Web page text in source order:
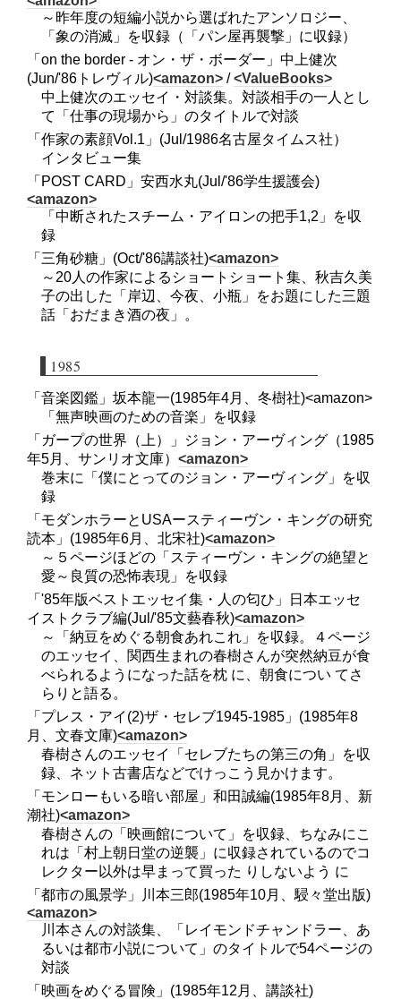
～昨年度の短編小説から選ばれたアンソロジー、
「象の消滅」を収録（「パン屋再襲撃」に収録）
「on the border - オン・ザ・ボーダー」中上健次
(Jun/'86トレヴィル)<amazon> /<ValueBooks>
中上健次のエッセイ・対談集。対談相手の一人とし
て「仕事の現場から」のタイトルで対談
「作家の素顔Vol.1」(Jul/1986名古屋タイムス社）
インタビュー集
「POST CARD」安西水丸(Jul/'86学生援護会)
<amazon>
「中断されたスチーム・アイロンの把手1,2」を収
録
「三角砂糖」(Oct/'86講談社)<amazon>
～20人の作家によるショートショート集、秋吉久美
子の出した「岸辺、今夜、小瓶」をお題にした三題
話「おだまき酒の夜」。
1985
「音楽図鑑」坂本龍一(1985年4月、冬樹社)<amazon>
「無声映画のための音楽」を収録
「ガープの世界（上）」ジョン・アーヴィング（1985
年5月、サンリオ文庫） <amazon>
巻末に「僕にとってのジョン・アーヴィング」を収
録
「モダンホラーとUSAースティーヴン・キングの研究
読本」(1985年6月、北宋社)<amazon>
～５ページほどの「スティーヴン・キングの絶望と
愛～良質の恐怖表現」を収録
「'85年版ベストエッセイ集・人の匂ひ」日本エッセ
イストクラブ編(Jul/'85文藝春秋)<amazon>
～「納豆をめぐる朝食あれこれ」を収録。４ページ
のエッセイ、関西生まれの春樹さんが突然納豆が食
べられるようになった話を枕 に、朝食につい てさ
らりと語る。
「プレス・アイ(2)ザ・セレブ1945-1985」(1985年8
月、文春文庫)<amazon>
春樹さんのエッセイ「セレブたちの第三の角」を収
録、ネット古書店などでけっこう見かけます。
「モンローもいる暗い部屋」和田誠編(1985年8月、新
潮社)<amazon>
春樹さんの「映画館について」を収録、ちなみにこ
れは「村上朝日堂の逆襲」に収録されているのでコ
レクター以外は早まって買った りしないよう に
「都市の風景学」川本三郎(1985年10月、駸々堂出版)
<amazon>
川本さんの対談集、「レイモンドチャンドラー、あ
るいは都市小説について」のタイトルで54ページの
対談
「映画をめぐる冒険」(1985年12月、講談社)